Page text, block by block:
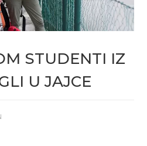
STUDENTI IZ
U JAJCE